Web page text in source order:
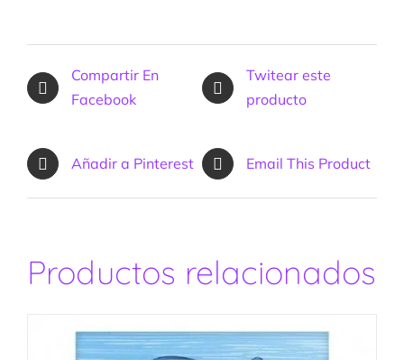
Compartir En
Facebook
Twitear este
producto
Añadir a Pinterest Email This Product
Productos relacionados